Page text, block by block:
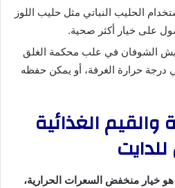
الحليب النباتي مثل حليب اللوز
على خيار أكثر صحية.
الشوفان في علب محكمة الغلق
إلى 3 أيام في درجة حرارة الغرفة، أو يمكن حفظه
والقيم الغذائية
خيار منخفض السعرات الحرارية،